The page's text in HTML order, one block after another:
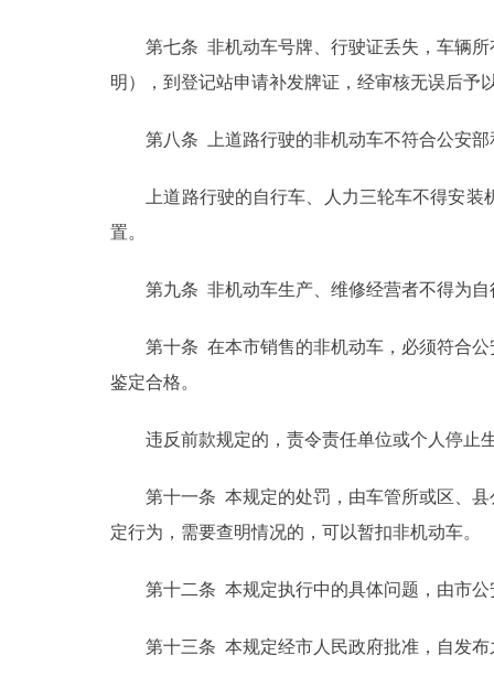
第七条 非机动车号牌、行驶证丢失，车辆所
明），到登记站申请补发牌证，经审核无误后予
第八条 上道路行驶的非机动车不符合公安部
上道路行驶的自行车、人力三轮车不得安装
置。
第九条 非机动车生产、维修经营者不得为自
第十条 在本市销售的非机动车，必须符合公
鉴定合格。
违反前款规定的，责令责任单位或个人停止生
第十一条 本规定的处罚，由车管所或区、县
定行为，需要查明情况的，可以暂扣非机动车。
第十二条 本规定执行中的具体问题，由市公
第十三条 本规定经市人民政府批准，自发布